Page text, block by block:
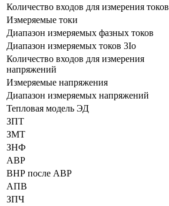
Количество входов для измерения токов
Измеряемые токи
Диапазон измеряемых фазных токов
Диапазон измеряемых токов 3Io
Количество входов для измерения
напряжений
Измеряемые напряжения
Диапазон измеряемых напряжений
Тепловая модель ЭД
ЗПТ
ЗМТ
ЗНФ
АВР
ВНР после АВР
АПВ
ЗПЧ